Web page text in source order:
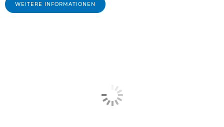
WEITERE INFORMATIONEN